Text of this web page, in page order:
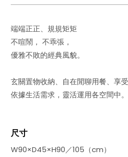
端端正正、規規矩矩
不喧鬧， 不乖張，
優雅不敗的經典風貌。
玄關置物收納、自在閒聊用餐、享
依據生活需求，靈活運用各空間中。
尺寸
W90×D45×H90／105（cm）